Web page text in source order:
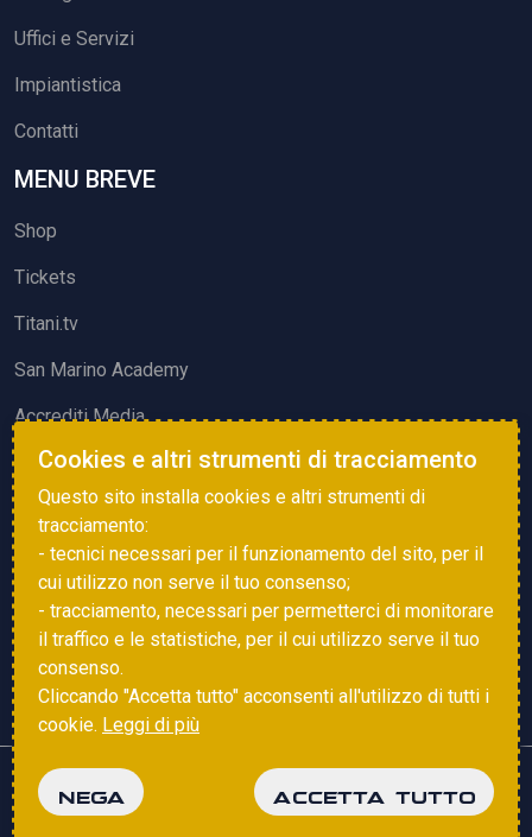
Uffici e Servizi
Impiantistica
Contatti
MENU BREVE
Shop
Tickets
Titani.tv
San Marino Academy
Accrediti Media
ATTIVITÀ ED EVENTI
Squadre di Calcio
Associazione Sammarinese Arbitri
Vota gol e parata
Copyright © 2025 FSGC. Tutti i diritti riservati
Cookies e altri strumenti di tracciamento
Questo sito installa cookies e altri strumenti di
tracciamento:
- tecnici necessari per il funzionamento del sito, per il
cui utilizzo non serve il tuo consenso;
- tracciamento, necessari per permetterci di monitorare
il traffico e le statistiche, per il cui utilizzo serve il tuo
consenso.
Cliccando "Accetta tutto" acconsenti all'utilizzo di tutti i
cookie. Leggi di più
NEGA ACCETTA TUTTO